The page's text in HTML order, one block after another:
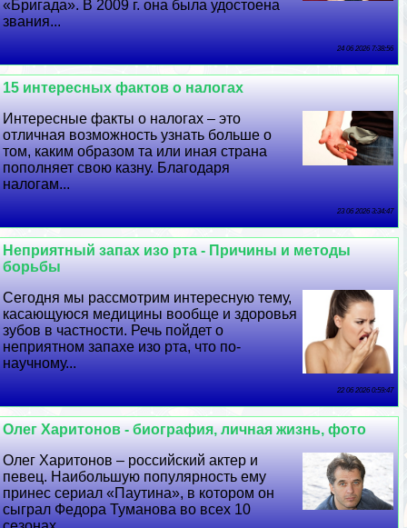
«Бригада». В 2009 г. она была удостоена
звания...
24 06 2026 7:38:56
15 интересных фактов о налогах
Интересные факты о налогах – это
отличная возможность узнать больше о
том, каким образом та или иная страна
пополняет свою казну. Благодаря
налогам...
23 06 2026 3:34:47
Неприятный запах изо рта - Причины и методы
борьбы
Сегодня мы рассмотрим интересную тему,
касающуюся медицины вообще и здоровья
зубов в частности. Речь пойдет о
неприятном запахе изо рта, что по-
научному...
22 06 2026 0:59:47
Олег Харитонов - биография, личная жизнь, фото
Олег Харитонов – российский актер и
певец. Наибольшую популярность ему
принес сериал «Паутина», в котором он
сыграл Федора Туманова во всех 10